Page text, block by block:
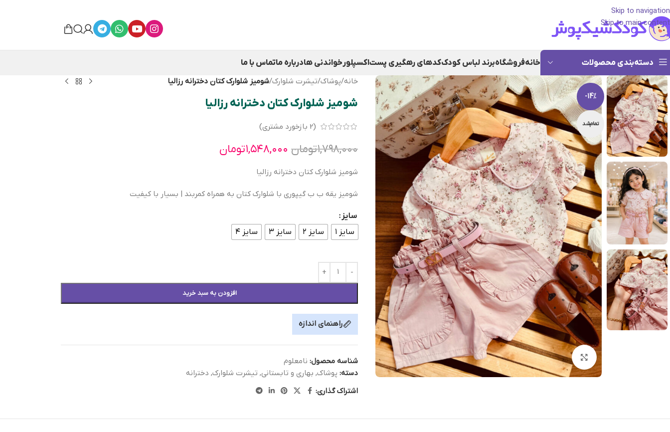
Skip to navigation
Skip to main content
دسته‌بندی محصولات خانهفروشگاهبرند لباس کودککدهای رهگیری پستاکسپلورخواندنی هادرباره ماتماس با ما
-14%
تمام‌شد
بزرگنمایی تصویر
خانه/پوشاک/تیشرت شلوارک/شومیز شلوارک کتان دخترانه رزالیا
شومیز شلوارک کتان دخترانه رزالیا
(
2 بازخورد مشتری)
۱,۷۹۸,۰۰۰تومان ۱,۵۴۸,۰۰۰تومان
شومیز شلوارک کتان دخترانه رزالیا
شومیز یقه ب ب گیپوری با شلوارک کتان به همراه کمربند | بسیار با کیفیت
سایز
سایز ۱
سایز ۲ سایز ۳ سایز ۴
افزودن به سبد خرید
راهنمای اندازه
شناسه محصول: نامعلوم
دسته: پوشاک, بهاری و تابستانی, تیشرت شلوارک, دخترانه
اشتراک گذاری: